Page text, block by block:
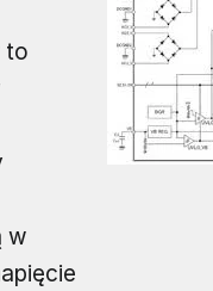
to
w